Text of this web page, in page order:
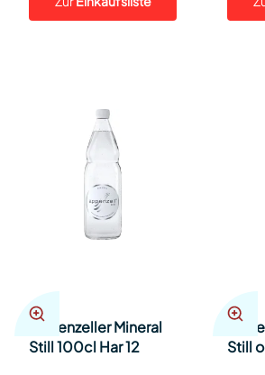
Appenzeller Mineral
Still 100cl Har 12
Still